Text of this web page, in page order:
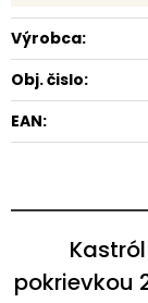
Výrobca:
Obj. čislo:
EAN:
pokrievkou